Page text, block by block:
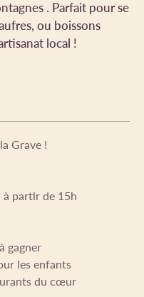
. Parfait pour se
ou boissons
local !
Grave !
partir de 15h
gagner
les enfants
du cœur